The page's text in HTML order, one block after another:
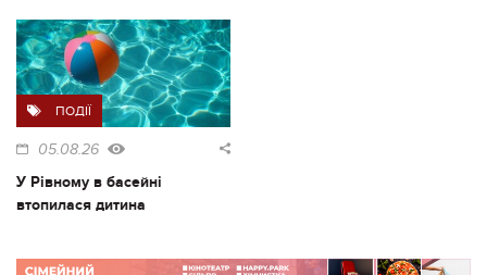
ПОДІЇ
05.08.26
У Рівному в басейні
втопилася дитина